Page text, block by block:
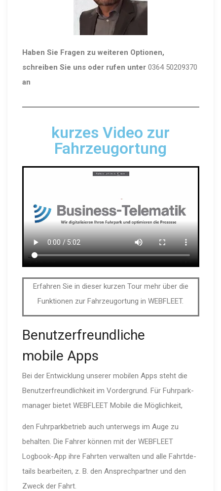
Haben Sie Fragen zu weiteren Optionen,
schreiben Sie uns oder rufen unter 0364 50209370
an
kurzes Video zur
Fahrzeugortung
Erfahren Sie in dieser kurzen Tour mehr über die
Funktionen zur Fahrzeugortung in WEBFLEET.
Benut­zer­freund­liche
mobile Apps
Bei der Entwicklung unserer mobilen Apps steht die
Benut­zer­freund­lichkeit im Vordergrund. Für Fuhrpark­
ma­nager bietet WEBFLEET Mobile die Möglichkeit,
den Fuhrpark­be­trieb auch unterwegs im Auge zu
behalten. Die Fahrer können mit der WEBFLEET
Logbook-App ihre Fahrten verwalten und alle Fahrt­de­
tails bearbeiten, z. B. den Ansprech­partner und den
Zweck der Fahrt.